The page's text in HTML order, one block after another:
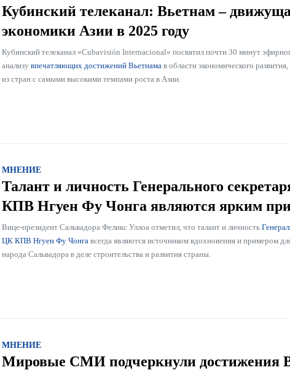
Кубинский телеканал: Вьетнам –
экономики Азии в 2025 году
Кубинский телеканал «Cubavisión Internacional» посвятил почти 30 минут
анализу впечатляющих достижений Вьетнама в области экономического
из стран с самыми высокими темпами роста в Азии.
МНЕНИЕ
Талант и личность Генерального
КПВ Нгуен Фу Чонга являются ярким
Вице-президент Сальвадора Феликс Уллоа отметил, что талант и личность
ЦК КПВ Нгуен Фу Чонга всегда являются источником вдохновения и примером
народа Сальвадора в деле строительства и развития страны.
МНЕНИЕ
Мировые СМИ подчеркнули достижения